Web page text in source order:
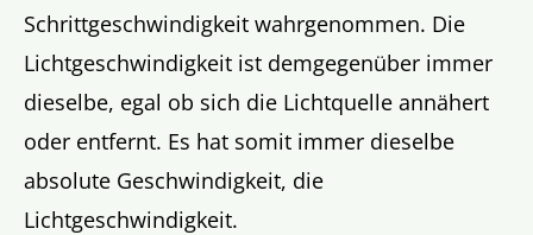
Schrittgeschwindigkeit wahrgenommen. Die
Lichtgeschwindigkeit ist demgegenüber immer
dieselbe, egal ob sich die Lichtquelle annähert
oder entfernt. Es hat somit immer dieselbe
absolute Geschwindigkeit, die
Lichtgeschwindigkeit.